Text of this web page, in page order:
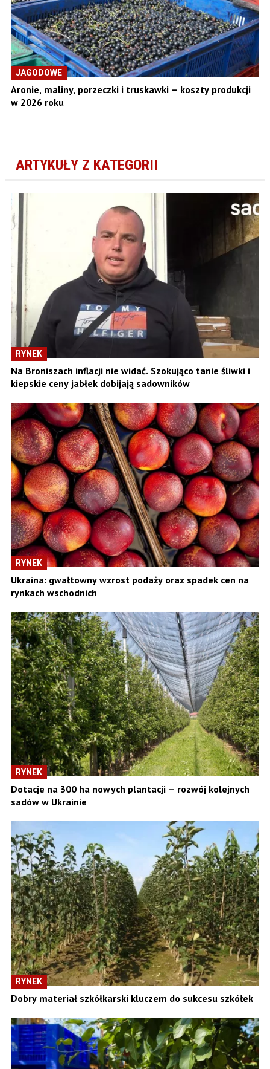
JAGODOWE
Aronie, maliny, porzeczki i truskawki – koszty produkcji
w 2026 roku
ARTYKUŁY Z KATEGORII
RYNEK
Na Broniszach inflacji nie widać. Szokująco tanie śliwki i
kiepskie ceny jabłek dobijają sadowników
RYNEK
Ukraina: gwałtowny wzrost podaży oraz spadek cen na
rynkach wschodnich
RYNEK
Dotacje na 300 ha nowych plantacji – rozwój kolejnych
sadów w Ukrainie
RYNEK
Dobry materiał szkółkarski kluczem do sukcesu szkółek